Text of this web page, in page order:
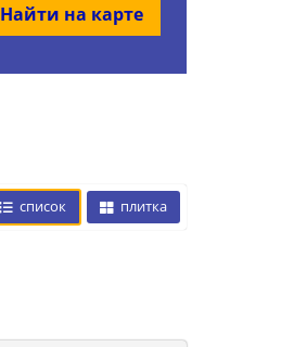
Найти на карте
список плитка